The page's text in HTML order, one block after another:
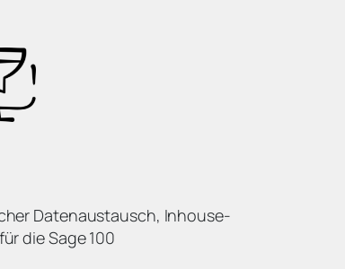
Datenaustausch, Inhouse-
die Sage 100